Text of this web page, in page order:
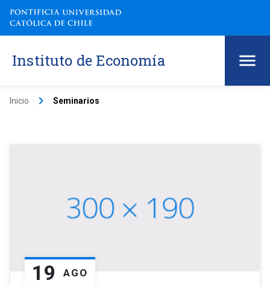
Instituto de Economía
Inicio keyboard_arrow_right Seminarios
19 AGO